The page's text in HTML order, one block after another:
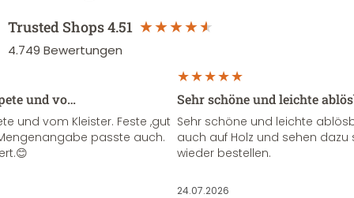
Trusted Shops4.51
4.749 Bewertungen
und vo…
und vom Kleister. Feste ,gut
passte auch.
Sehr schöne und leichte
Sehr schöne und leichte
auch auf Holz und sehen
wieder bestellen.
24.07.2026